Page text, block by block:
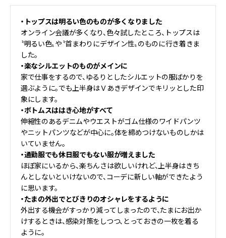
・トップスは明るい色のものが多くなりました
オンライン会議が多くなり、色々試したところ、トップスは
〝明るい色〟や〝首まわりにデザイン性〟のものに行き着きま
した。
・楽なシルエットのものがメインに
家で仕事をするので、ゆるりとしたシルエットの服ばかりを
選ぶように。でも上半身はＶあきデザインでキリッとした印
象にします。
・ボトムスははき心地がすべて
伸縮性のあるデニムやウエストがゴム仕様のワイドパンツ
やニットパンツなどが中心に。体を締めつけないものしかは
いていません。
・通勤服でも休日服でもない服が増えました
ほぼ家にいるから、楽ちんさは欲しいけれど、上半身はきち
んとしないといけないので、コーデに新しい軸ができたよう
に思います。
・たまの外出でとびきりのオシャレをするように
外出する機会がすっかり減ってしまったので、たまにお出か
けするときは、感染対策をしつつ、とっておきの一枚を着る
ように。